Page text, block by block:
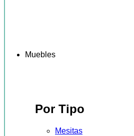
Muebles
Por Tipo
Mesitas